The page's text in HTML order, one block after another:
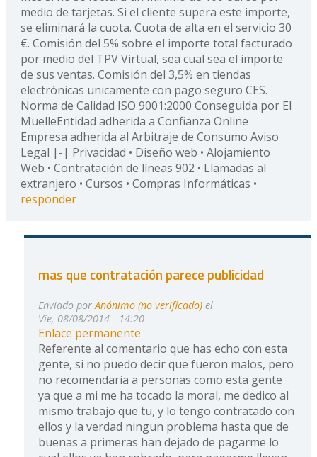
medio de tarjetas. Si el cliente supera este importe,
se eliminará la cuota. Cuota de alta en el servicio 30
€. Comisión del 5% sobre el importe total facturado
por medio del TPV Virtual, sea cual sea el importe
de sus ventas. Comisión del 3,5% en tiendas
electrónicas unicamente con pago seguro CES.
Norma de Calidad ISO 9001:2000 Conseguida por El
MuelleEntidad adherida a Confianza Online
Empresa adherida al Arbitraje de Consumo Aviso
Legal |-| Privacidad • Diseño web • Alojamiento
Web • Contratación de líneas 902 • Llamadas al
extranjero • Cursos • Compras Informáticas •
responder
mas que contratación parece publicidad
Enviado porAnónimo (no verificado)el
Vie, 08/08/2014 - 14:20
Enlace permanente
Referente al comentario que has echo con esta
gente, si no puedo decir que fueron malos, pero
no recomendaria a personas como esta gente
ya que a mi me ha tocado la moral, me dedico al
mismo trabajo que tu, y lo tengo contratado con
ellos y la verdad ningun problema hasta que de
buenas a primeras han dejado de pagarme lo